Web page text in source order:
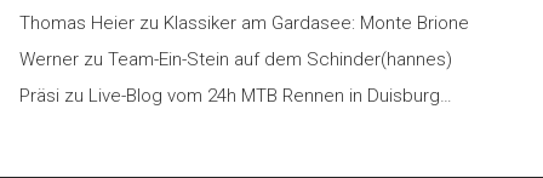
Thomas Heier zu Klassiker am Gardasee: Monte Brione
Werner zu Team-Ein-Stein auf dem Schinder(hannes)
Präsi zu Live-Blog vom 24h MTB Rennen in Duisburg…